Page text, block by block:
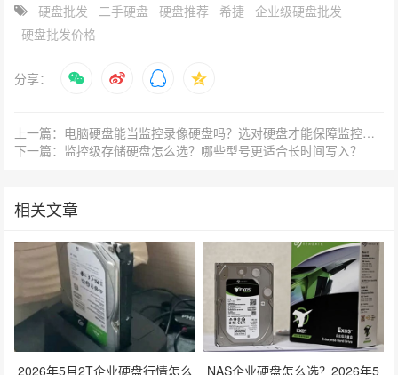
硬盘批发 二手硬盘 硬盘推荐 希捷
企业级硬盘批发
硬盘批发价格
分享：
上一篇：电脑硬盘能当监控录像硬盘吗？选对硬盘才能保障监控数据安全
下一篇：监控级存储硬盘怎么选？哪些型号更适合长时间写入？
相关文章
2026年5月2T企业硬盘行情怎么
NAS企业硬盘怎么选？2026年5